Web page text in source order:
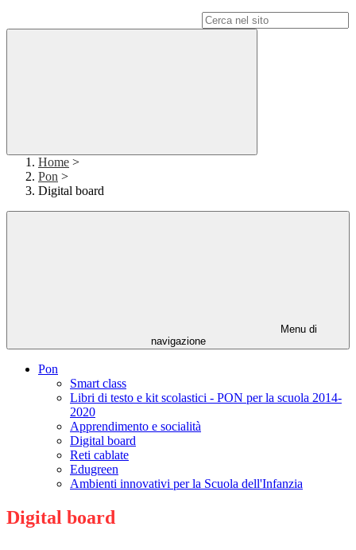
Home >
Pon >
Digital board
Menu di
navigazione
Pon
Smart class
Libri di testo e kit scolastici - PON per la scuola 2014-
2020
Apprendimento e socialità
Digital board
Reti cablate
Edugreen
Ambienti innovativi per la Scuola dell'Infanzia
Digital board